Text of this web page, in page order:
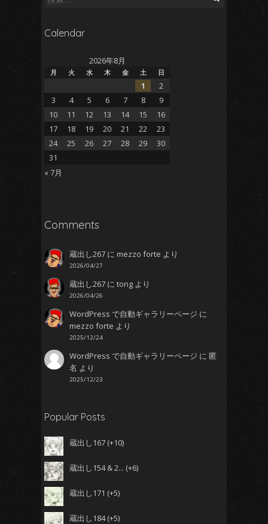
Calendar
2026年8月
月 火 水 木 金 土 日
1
2
3
4 5 6 7 8
9
10
11 12 13 14 15
16
17
18 19 20 21 22
23
24
25 26 27 28 29
30
31
« 7月
Comments
蔵出し267 にmezzo forte より
2026/04/27
蔵出し267 にtong より
2026/04/26
WordPress で自動ギャラリーページ に
mezzo forte より
2025/12/24
WordPress で自動ギャラリーページ に匿
名 より
2025/12/23
Popular Posts
蔵出し167 +10
蔵出し154 & 2... +6
蔵出し171 +5
蔵出し184 +5